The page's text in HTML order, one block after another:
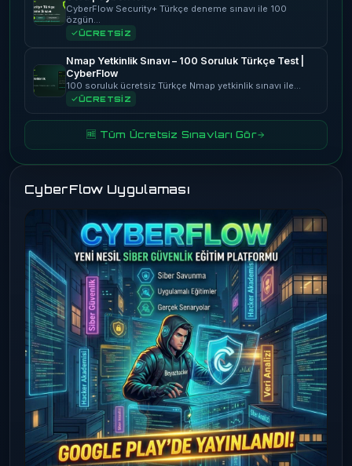
CyberFlow Security+ Türkçe deneme sınavı ile 100
özgün…
ÜCRETSİZ
Nmap Yetkinlik Sınavı – 100 Soruluk Türkçe Test |
CyberFlow
100 soruluk ücretsiz Türkçe Nmap yetkinlik sınavı ile…
ÜCRETSİZ
🆓 Tüm Ücretsiz Sınavları Gör
CyberFlow Uygulaması